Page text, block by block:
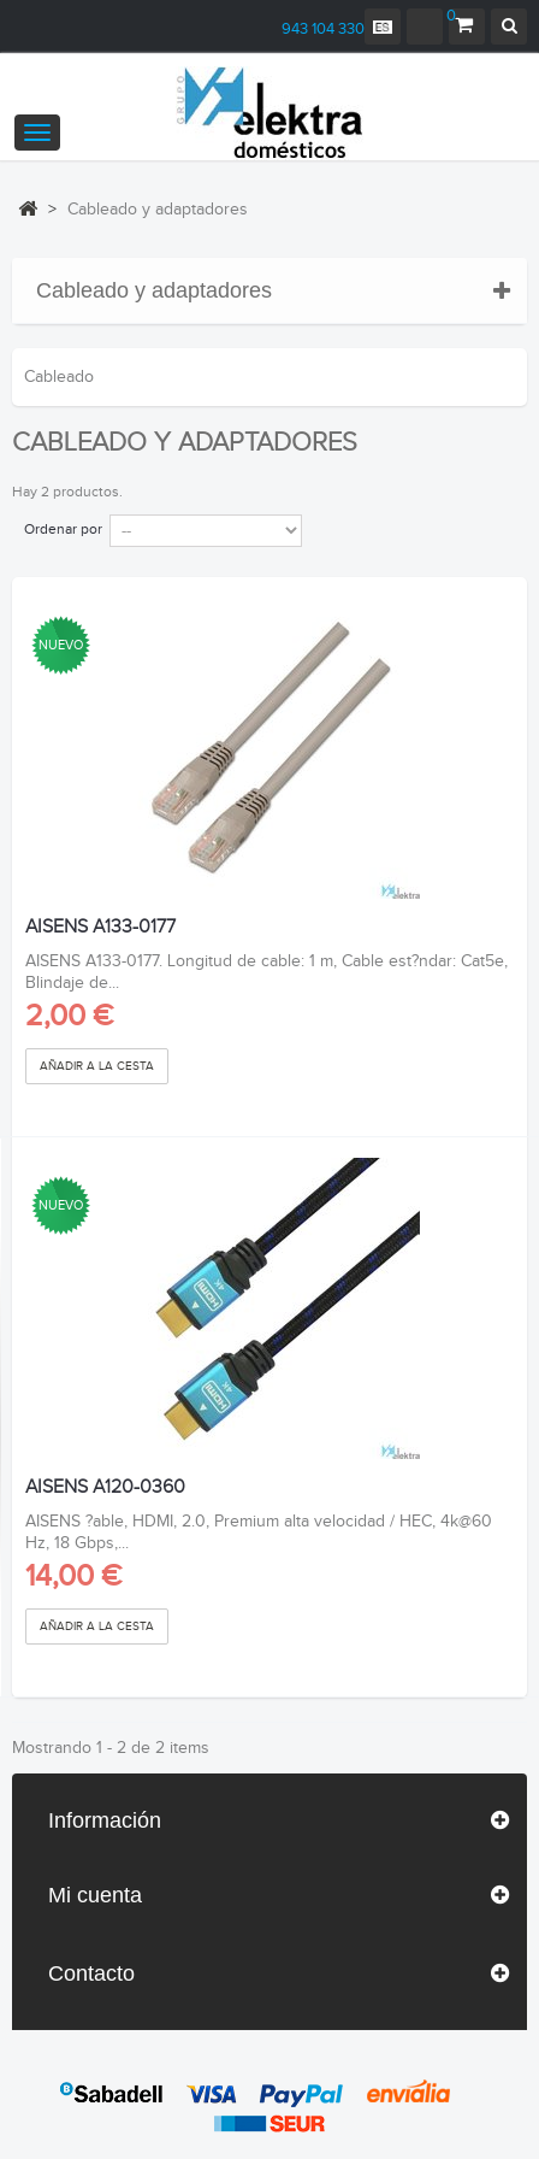
0
943 104 330
Navegación
Toggle
> Cableado y adaptadores
Cableado y adaptadores
Cableado
CABLEADO Y ADAPTADORES
Hay 2 productos.
Ordenar por
NUEVO
AISENS A133-0177
AISENS A133-0177. Longitud de cable: 1 m, Cable est?ndar: Cat5e,
Blindaje de...
2,00 €
AÑADIR A LA CESTA
NUEVO
AISENS A120-0360
AISENS ?able, HDMI, 2.0, Premium alta velocidad / HEC, 4k@60
Hz, 18 Gbps,...
14,00 €
AÑADIR A LA CESTA
Mostrando 1 - 2 de 2 items
Información
Mi cuenta
Contacto